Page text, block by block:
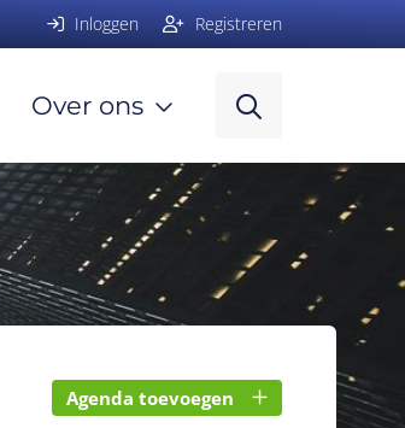
Agenda toevoegen
Inloggen Registreren
Over ons